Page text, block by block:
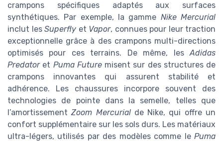
crampons spécifiques adaptés aux surfaces
synthétiques. Par exemple, la gamme Nike Mercurial
inclut les Superfly et Vapor, connues pour leur traction
exceptionnelle grâce à des crampons multi-directions
optimisés pour ces terrains. De même, lesAdidas
Predatoret Puma Futuremisent sur des structures de
crampons innovantes qui assurent stabilité et
adhérence. Les chaussures incorpore souvent des
technologies de pointe dans la semelle, telles que
l’amortissementZoom Mercurialde Nike, qui offre un
confort supplémentaire sur les sols durs. Les matériaux
ultra-légers, utilisés par des modèles comme le Puma